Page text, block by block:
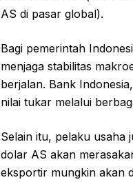
AS di pasar global).
Bagi pemerintah
menjaga stabilitas
berjalan. Bank
nilai tukar melalui
Selain itu, pelaku usaha
dolar AS akan
eksportir mungkin akan